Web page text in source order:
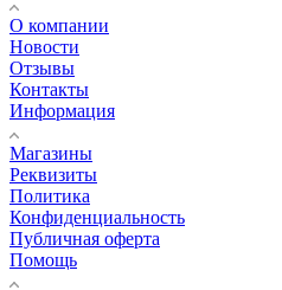
О компании
Новости
Отзывы
Контакты
Информация
Магазины
Реквизиты
Политика
Конфиденциальность
Публичная оферта
Помощь